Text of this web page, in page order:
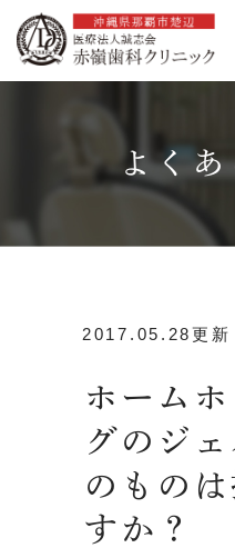
よく
2017.05.28更新
ホーム
グのジ
のもの
すか？